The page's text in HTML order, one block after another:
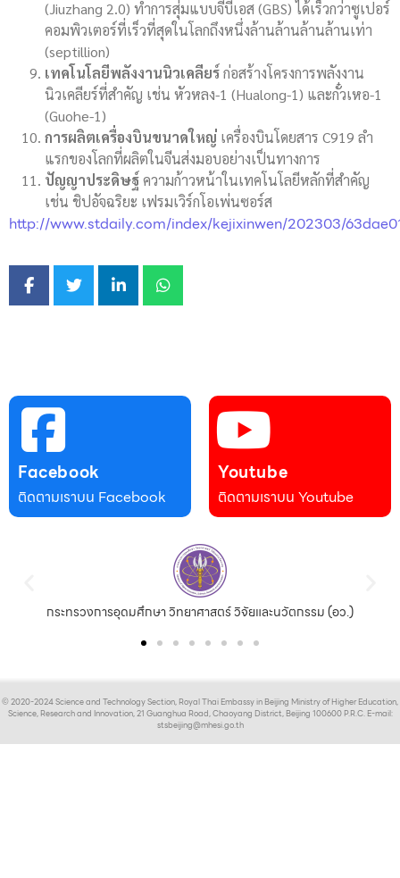
(Jiuzhang 2.0) ทำการสุ่มแบบจีบีเอส (GBS) ได้เร็วกว่าซูเปอร์
คอมพิวเตอร์ที่เร็วที่สุดในโลกถึงหนึ่งล้านล้านล้านล้านเท่า
(septillion)
เทคโนโลยีพลังงานนิวเคลียร์ก่อสร้างโครงการพลังงาน
นิวเคลียร์ที่สำคัญ เช่น หัวหลง-1 (Hualong-1) และกั๋วเหอ-1
(Guohe-1)
การผลิตเครื่องบินขนาดใหญ่ เครื่องบินโดยสาร C919 ลำ
แรกของโลกที่ผลิตในจีนส่งมอบอย่างเป็นทางการ
ปัญญาประดิษฐ์ความก้าวหน้าในเทคโนโลยีหลักที่สำคัญ
เช่น ชิปอัจฉริยะ เฟรมเวิร์กโอเพ่นซอร์ส
http://www.stdaily.com/index/kejixinwen/202303/
Facebook
ติดตามเราบน Facebook
Youtube
ติดตามเราบน Youtube
กระทรวงการอุดมศึกษา วิทยาศาสตร์ วิจัยและนวัตกรรม (อว.)
© 2020-2024 Science and Technology Section, Royal Thai Embassy in Beijing Ministry of Higher Education,
Science, Research and Innovation, 21 Guanghua Road, Chaoyang District, Beijing 100600 P.R.C. E-mail:
stsbeijing@mhesi.go.th